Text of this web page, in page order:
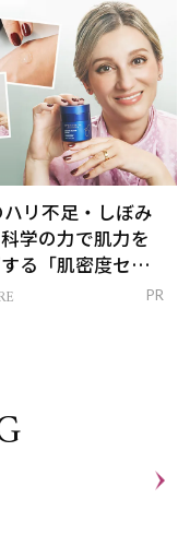
リ不足・しぼみ
学の力で肌力を
る「肌密度セラ
PR